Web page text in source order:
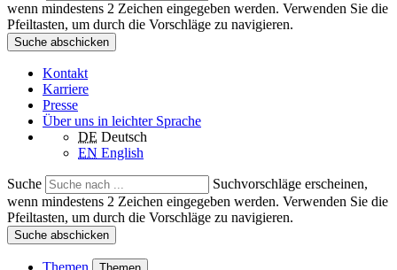
wenn mindestens 2 Zeichen eingegeben werden. Verwenden Sie die
Pfeiltasten, um durch die Vorschläge zu navigieren.
Suche abschicken
Kontakt
Karriere
Presse
Über uns in leichter Sprache
DE Deutsch
EN English
Suche
Suchvorschläge erscheinen,
wenn mindestens 2 Zeichen eingegeben werden. Verwenden Sie die
Pfeiltasten, um durch die Vorschläge zu navigieren.
Suche abschicken
Themen